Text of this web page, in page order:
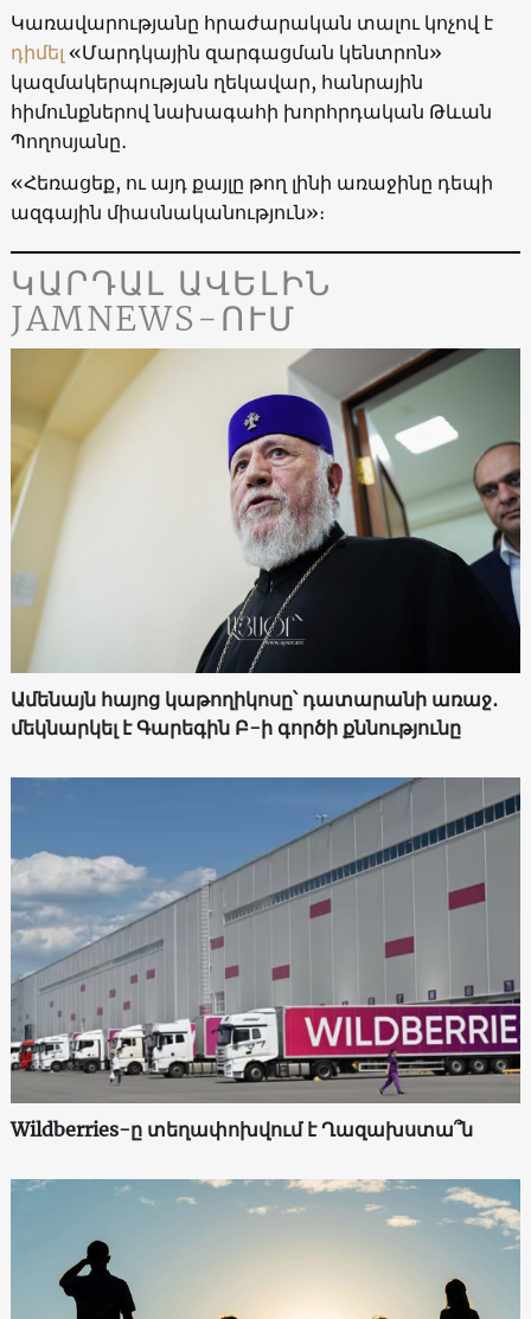
Կառավարությանը հրաժարական տալու կոչով է
դիմել «Մարդկային զարգացման կենտրոն»
կազմակերպության ղեկավար, հանրային
հիմունքներով նախագահի խորհրդական Թևան
Պողոսյանը․
«Հեռացեք, ու այդ քայլը թող լինի առաջինը դեպի
ազգային միասնականություն»։
ԿԱՐԴԱԼ ԱՎԵԼԻՆ
JAMNEWS-ՈՒՄ
Ամենայն հայոց կաթողիկոսը՝ դատարանի առաջ․
մեկնարկել է Գարեգին Բ-ի գործի քննությունը
Wildberries-ը տեղափոխվում է Ղազախստա՞ն